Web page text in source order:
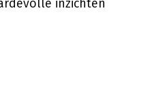
inzichten